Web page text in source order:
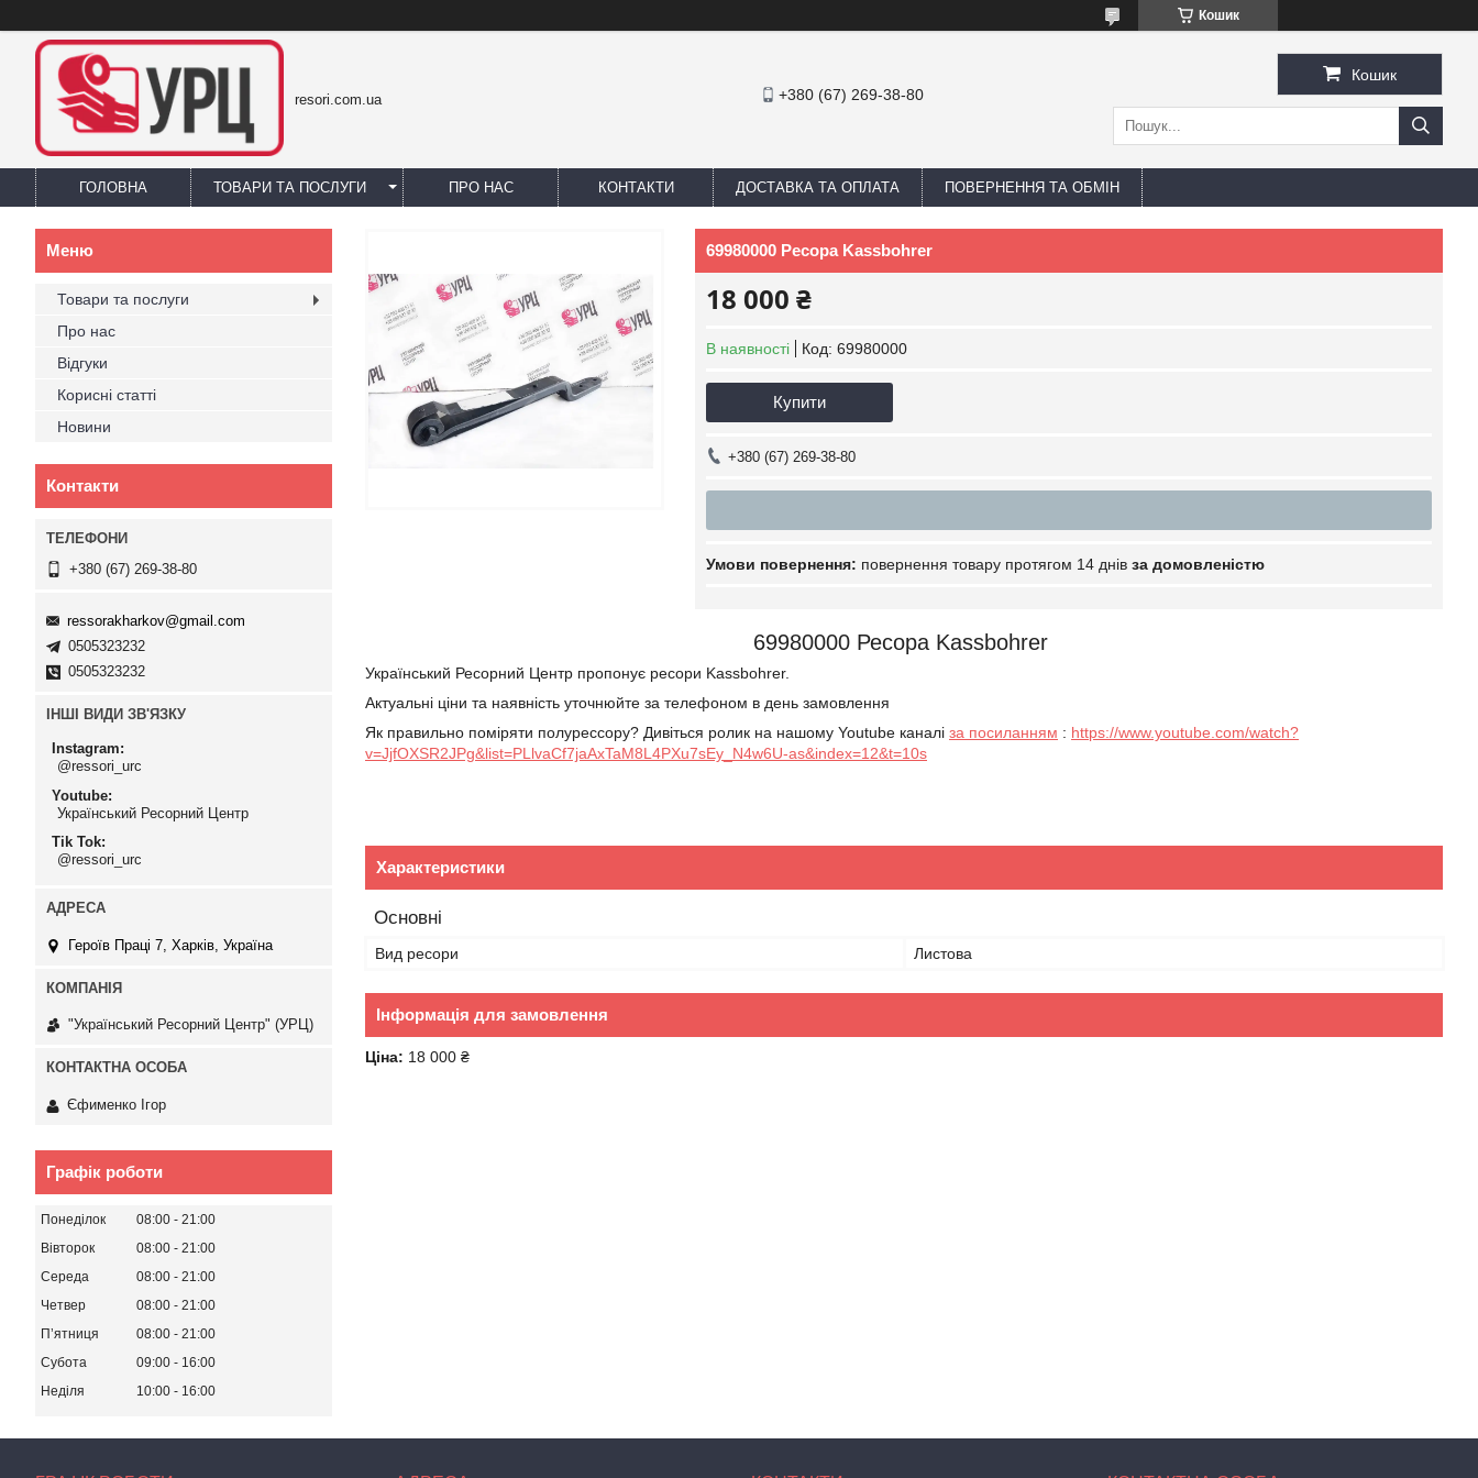
Кошик
resori.com.ua +380 (67) 269-38-80
Кошик
ГОЛОВНА ТОВАРИ ТА ПОСЛУГИ ПРО НАС КОНТАКТИ ДОСТАВКА ТА ОПЛАТА ПОВЕРНЕННЯ ТА ОБМІН
69980000 Ресора Kassbohrer
18 000 ₴
В наявності Код: 69980000
Купити
+380 (67) 269-38-80
повернення товару протягом 14 днів за домовленістю
69980000 Ресора Kassbohrer
Український Ресорний Центр пропонує ресори Kassbohrer.
Актуальні ціни та наявність уточнюйте за телефоном в день замовлення
Як правильно поміряти полурессору? Дивіться ролик на нашому Youtube каналі за посиланням : https://www.youtube.com/watch?
v=JjfOXSR2JPg&list=PLlvaCf7jaAxTaM8L4PXu7sEy_N4w6U-as&index=12&t=10s
Характеристики
Основні
Вид ресори Листова
Інформація для замовлення
Ціна: 18 000 ₴
Товари та послуги
Про нас
Відгуки
Корисні статті
Новини
Контакти
+380 (67) 269-38-80
ressorakharkov@gmail.com
0505323232
0505323232
ІНШІ ВИДИ ЗВ'ЯЗКУ
Instagram
@ressori_urc
Youtube
Український Ресорний Центр
Tik Tok
@ressori_urc
Героїв Праці 7, Харків, Україна
"Український Ресорний Центр" (УРЦ)
Єфименко Ігор
Графік роботи
Понеділок 08:00
21:00
Вівторок
08:00
21:00
Середа
08:00
21:00
Четвер
08:00
21:00
Пʼятниця
08:00
21:00
Субота
09:00
16:00
Неділя
10:00 16:00